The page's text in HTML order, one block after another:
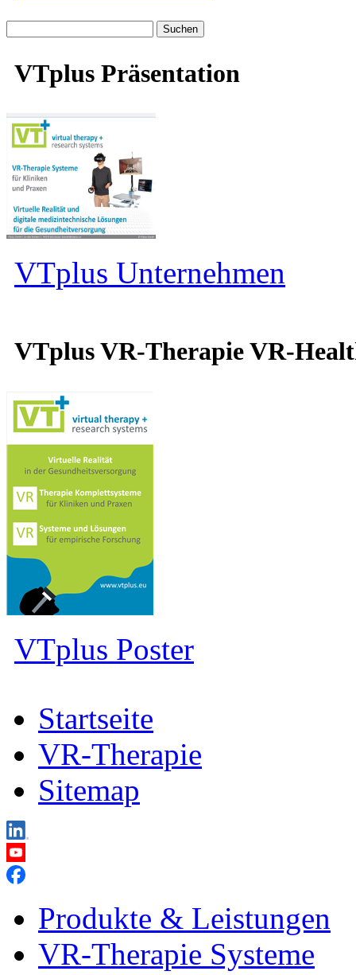
nach:
VTplus Präsentation
VTplus Unternehmen
VTplus VR-Therapie VR-
VTplus Poster
Startseite
VR-Therapie
Sitemap
Produkte & Leistungen
VR-Therapie Systeme